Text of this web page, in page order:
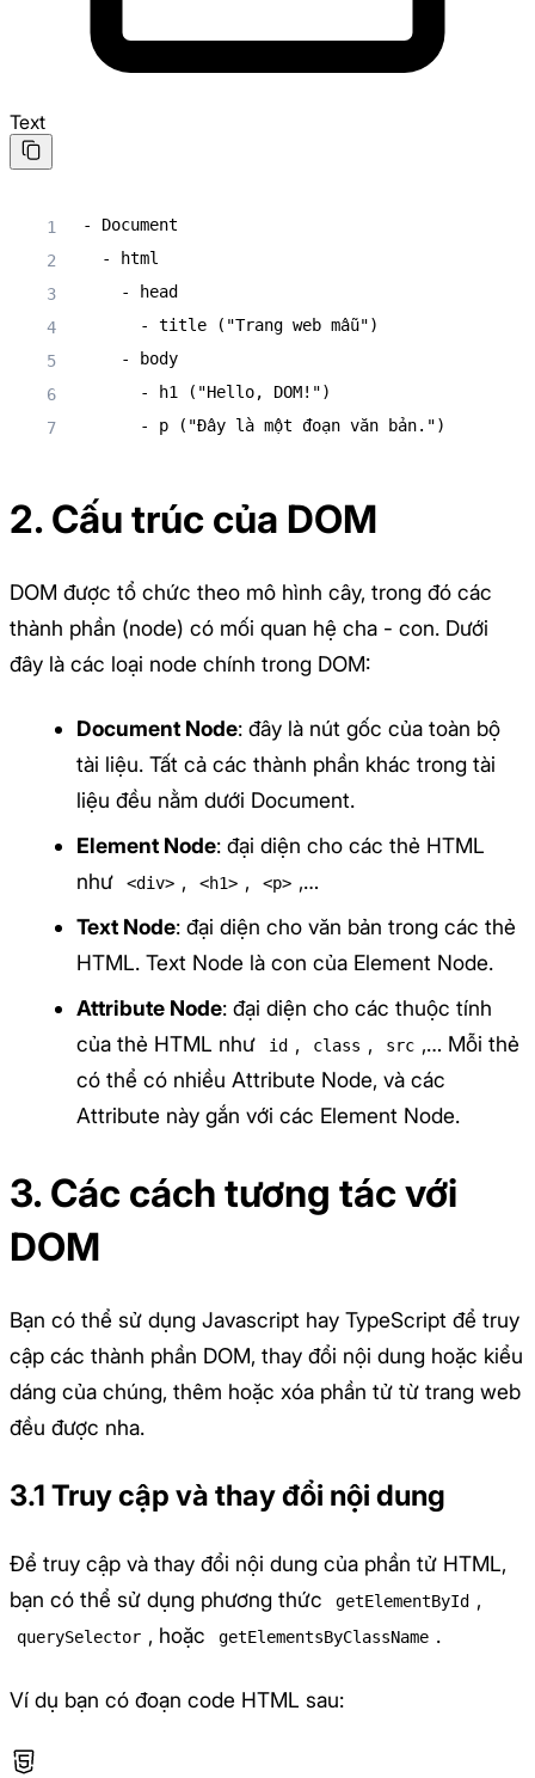
Text
- Document
  - html
    - head
      - title ("Trang web mẫu")
    - body
      - h1 ("Hello, DOM!")
      - p ("Đây là một đoạn văn bản.")
2. Cấu trúc của DOM
DOM được tổ chức theo mô hình cây, trong đó các
thành phần (node) có mối quan hệ cha - con. Dưới
đây là các loại node chính trong DOM:
Document Node: đây là nút gốc của toàn bộ
tài liệu. Tất cả các thành phần khác trong tài
liệu đều nằm dưới Document.
Element Node: đại diện cho các thẻ HTML
như
<div> , <h1> , <p> ,…
Text Node: đại diện cho văn bản trong các thẻ
HTML. Text Node là con của Element Node.
Attribute Node: đại diện cho các thuộc tính
của thẻ HTML như
id , class , src ,… Mỗi thẻ
có thể có nhiều Attribute Node, và các
Attribute này gắn với các Element Node.
3. Các cách tương tác với
DOM
Bạn có thể sử dụng Javascript hay TypeScript để truy
cập các thành phần DOM, thay đổi nội dung hoặc kiểu
dáng của chúng, thêm hoặc xóa phần tử từ trang web
đều được nha.
3.1 Truy cập và thay đổi nội dung
Để truy cập và thay đổi nội dung của phần tử HTML,
bạn có thể sử dụng phương thức
getElementById ,
querySelector , hoặc getElementsByClassName .
Ví dụ bạn có đoạn code HTML sau: